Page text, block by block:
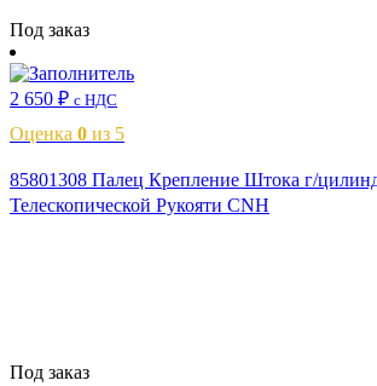
Под заказ
2 650 ₽ с НДС
Оценка 0 из 5
85801308 Палец Крепление Штока г/
Телескопической Рукояти CNH
Под заказ